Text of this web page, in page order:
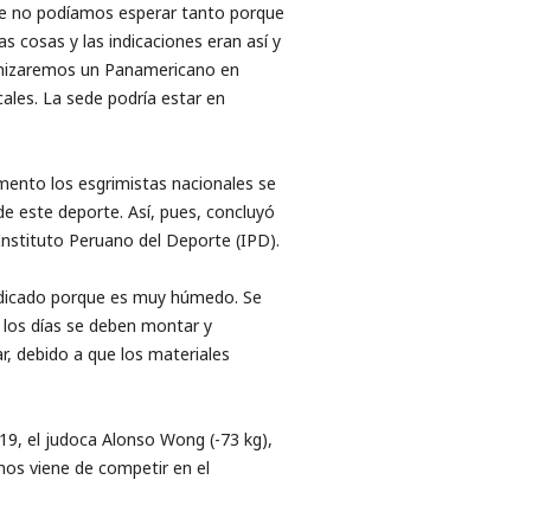
no podíamos esperar tanto porque
cosas y las indicaciones eran así y
un Panamericano en
La sede podría estar en
los esgrimistas nacionales se
este deporte. Así, pues, concluyó
Peruano del Deporte (IPD).
porque es muy húmedo. Se
días se deben montar y
debido a que los materiales
el judoca Alonso Wong (-73 kg),
viene de competir en el